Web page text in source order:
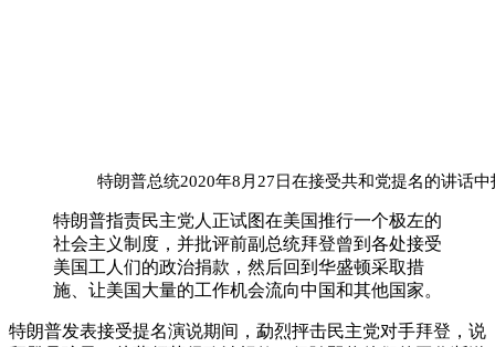
特朗普总统2020年8月27日在接受共和党提名的讲话
特朗普指责民主党人正试图在美国推行一个极左的
社会主义制度，并批评前副总统拜登曾到各处接受
美国工人们的政治捐款，然后回到华盛顿采取措
施、让美国大量的工作机会流向中国和其他国家。
特朗普发表接受提名演说期间，勐烈抨击民主党对手拜登，说